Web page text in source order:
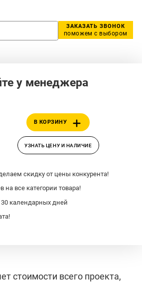
ЗАКАЗАТЬ ЗВОНОК
поможем с выбором
у менеджера
В КОРЗИНУ
УЗНАТЬ ЦЕНУ И НАЛИЧИЕ
скидку от цены конкурента!
на все категории товара!
календарных дней
стоимости всего проекта,